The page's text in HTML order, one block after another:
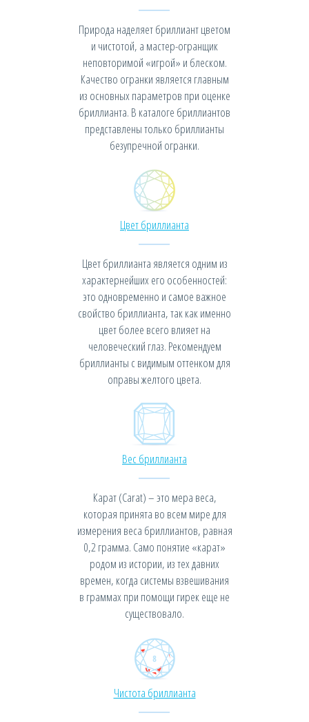
Природа наделяет бриллиант цветом
и чистотой, а мастер-огранщик
неповторимой «игрой» и блеском.
Качество огранки является главным
из основных параметров при оценке
бриллианта. В каталоге бриллиантов
представлены только бриллианты
безупречной огранки.
Цвет бриллианта
Цвет бриллианта является одним из
характернейших его особенностей:
это одновременно и самое важное
свойство бриллианта, так как именно
цвет более всего влияет на
человеческий глаз. Рекомендуем
бриллианты с видимым оттенком для
оправы желтого цвета.
Вес бриллианта
Карат (Carat) – это мера веса,
которая принята во всем мире для
измерения веса бриллиантов, равная
0,2 грамма. Само понятие «карат»
родом из истории, из тех давних
времен, когда системы взвешивания
в граммах при помощи гирек еще не
существовало.
Чистота бриллианта